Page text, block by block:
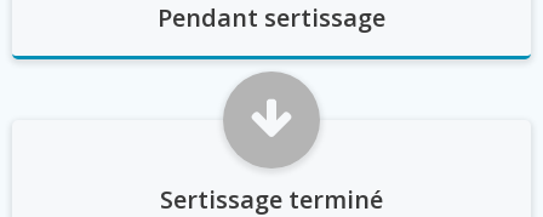
Pendant sertissage
Sertissage terminé